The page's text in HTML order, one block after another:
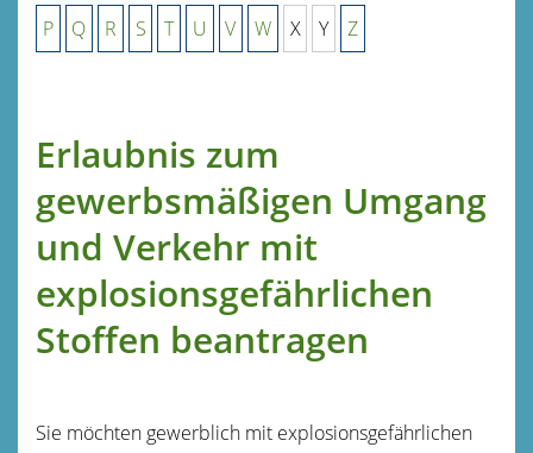
P Q R S T U V W X Y Z
Erlaubnis zum
gewerbsmäßigen Umgang
und Verkehr mit
explosionsgefährlichen
Stoffen beantragen
Sie möchten gewerblich mit explosionsgefährlichen